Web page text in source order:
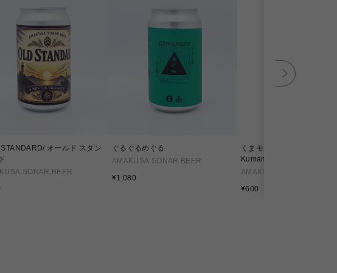
オールド スタン
SONAR BEER
ぐるぐるめぐる
AMAKUSA SONAR BEER
通
¥1,080
くまモンのクラフトコーラ/
Kumamon Craft Cola
AMAKUSA SONAR BEER
通
¥600